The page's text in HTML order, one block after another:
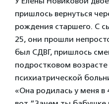
пришлось вернуться
рождения старшего. С
25, они прошли
был СДВГ, пришлось
подростковом
психиатрической
«Она родилась у меня в